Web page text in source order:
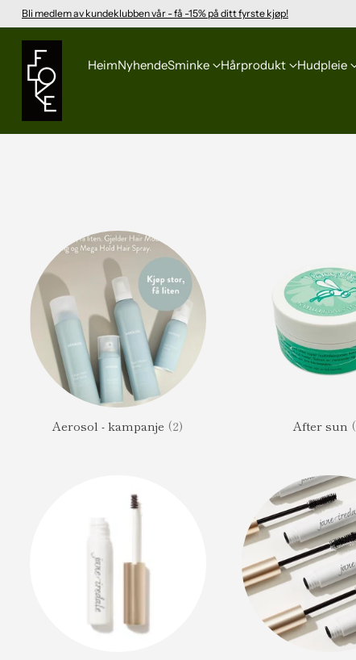
Bli medlem av kundeklubben vår - få -15% på ditt fyrste kjøp!
HeimNyhendeSminke Hårprodukt Hudpleie
Aerosol - kampanje (2) After sun